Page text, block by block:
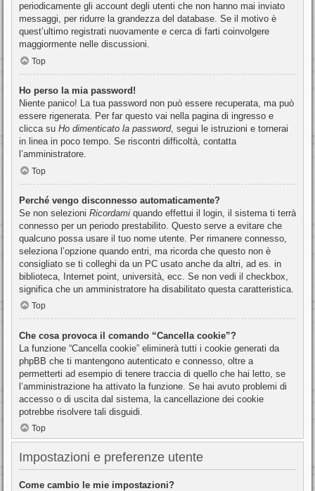
periodicamente gli account degli utenti che non hanno mai inviato
messaggi, per ridurre la grandezza del database. Se il motivo è
quest’ultimo registrati nuovamente e cerca di farti coinvolgere
maggiormente nelle discussioni.
Top
Ho perso la mia password!
Niente panico! La tua password non può essere recuperata, ma può
essere rigenerata. Per far questo vai nella pagina di ingresso e
clicca su Ho dimenticato la password, segui le istruzioni e tornerai
in linea in poco tempo. Se riscontri difficoltà, contatta
l’amministratore.
Top
Perché vengo disconnesso automaticamente?
Se non selezioni Ricordami quando effettui il login, il sistema ti terrà
connesso per un periodo prestabilito. Questo serve a evitare che
qualcuno possa usare il tuo nome utente. Per rimanere connesso,
seleziona l’opzione quando entri, ma ricorda che questo non è
consigliato se ti colleghi da un PC usato anche da altri, ad es. in
biblioteca, Internet point, università, ecc. Se non vedi il checkbox,
significa che un amministratore ha disabilitato questa caratteristica.
Top
Che cosa provoca il comando “Cancella cookie”?
La funzione “Cancella cookie” eliminerà tutti i cookie generati da
phpBB che ti mantengono autenticato e connesso, oltre a
permetterti ad esempio di tenere traccia di quello che hai letto, se
l’amministrazione ha attivato la funzione. Se hai avuto problemi di
accesso o di uscita dal sistema, la cancellazione dei cookie
potrebbe risolvere tali disguidi.
Top
Impostazioni e preferenze utente
Come cambio le mie impostazioni?